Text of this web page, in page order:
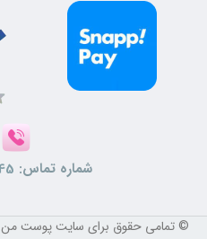
اهرم تنظیم مخروطی برای اصلاح دقیق
تیغه فوق‌ العاده برنده جهت برش تمیز
جنس تیغه از کروم با قابلیت جا به‌ جایی
تکنولوژی بالا آوردن و برش مو برای
ولتاژ ورودی 100–240V مناسب سفر
جنس تیغه استیل ضد زنگ با ماندگاری
دارای چراغ نشانگر شارژ
نحوه استفاده
شماره تماس:
© تمامی حقوق برای سایت پوست